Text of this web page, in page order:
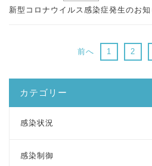
新型コロナウイルス感染症発生のお知
前へ 1 2
カテゴリー
感染状況
感染制御